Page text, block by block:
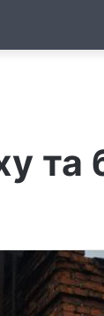
та